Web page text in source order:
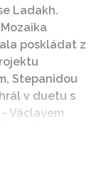
Ladakh.
poskládat z
Stepanidou
v duetu s
Václavem